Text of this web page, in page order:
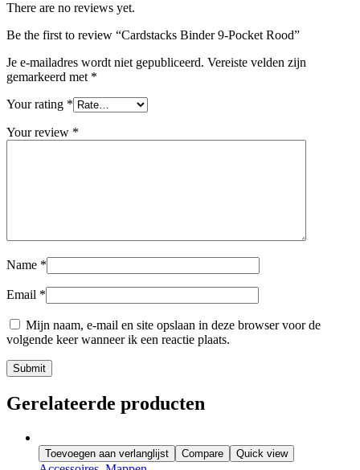
There are no reviews yet.
Be the first to review “Cardstacks Binder 9-Pocket Rood”
Je e-mailadres wordt niet gepubliceerd. Vereiste velden zijn
gemarkeerd met *
Your rating *
Your review *
Name *
Email *
Mijn naam, e-mail en site opslaan in deze browser voor de
volgende keer wanneer ik een reactie plaats.
Submit
Gerelateerde producten
Toevoegen aan verlanglijst Compare Quick view